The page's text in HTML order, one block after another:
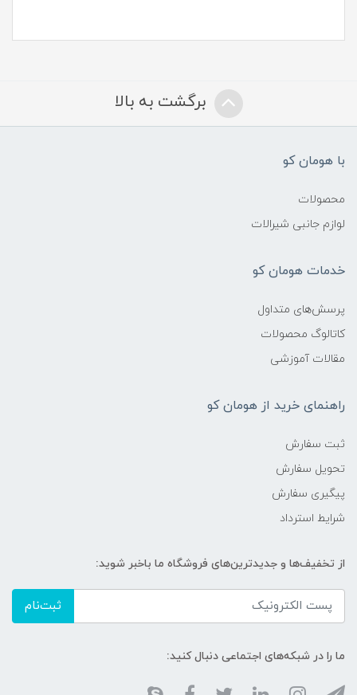
برگشت به بالا
با هومان کو
محصولات
لوازم جانبی شیرالات
خدمات هومان کو
پرسش‌های متداول
کاتالوگ محصولات
مقالات آموزشی
راهنمای خرید از هومان کو
ثبت سفارش
تحویل سفارش
پیگیری سفارش
شرایط استرداد
از تخفیف‌ها و جدیدترین‌های فروشگاه ما باخبر شوید:
ثبت‌نام
ما را در شبکه‌های اجتماعی دنبال کنید: